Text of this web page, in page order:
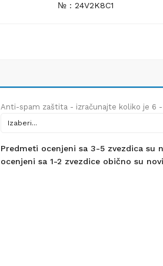
№ : 24V2K8C1
Anti-spam zaštita - izračunajte koliko je 6 -
Predmeti ocenjeni sa 3-5 zvezdica su
ocenjeni sa 1-2 zvezdice obično su